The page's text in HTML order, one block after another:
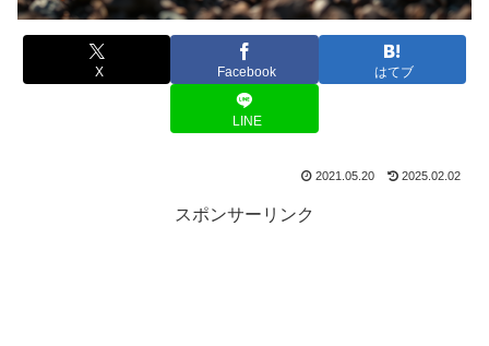
X Facebook はてブ
LINE
2021.05.20 2025.02.02
スポンサーリンク